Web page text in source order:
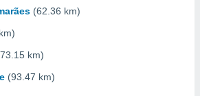
(62.36 km)
km)
(93.47 km)